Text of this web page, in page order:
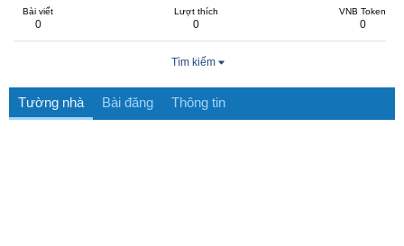
Bài viết
0
Lượt thích
0
VNB Token
0
Tìm kiếm
Tường nhà Bài đăng Thông tin